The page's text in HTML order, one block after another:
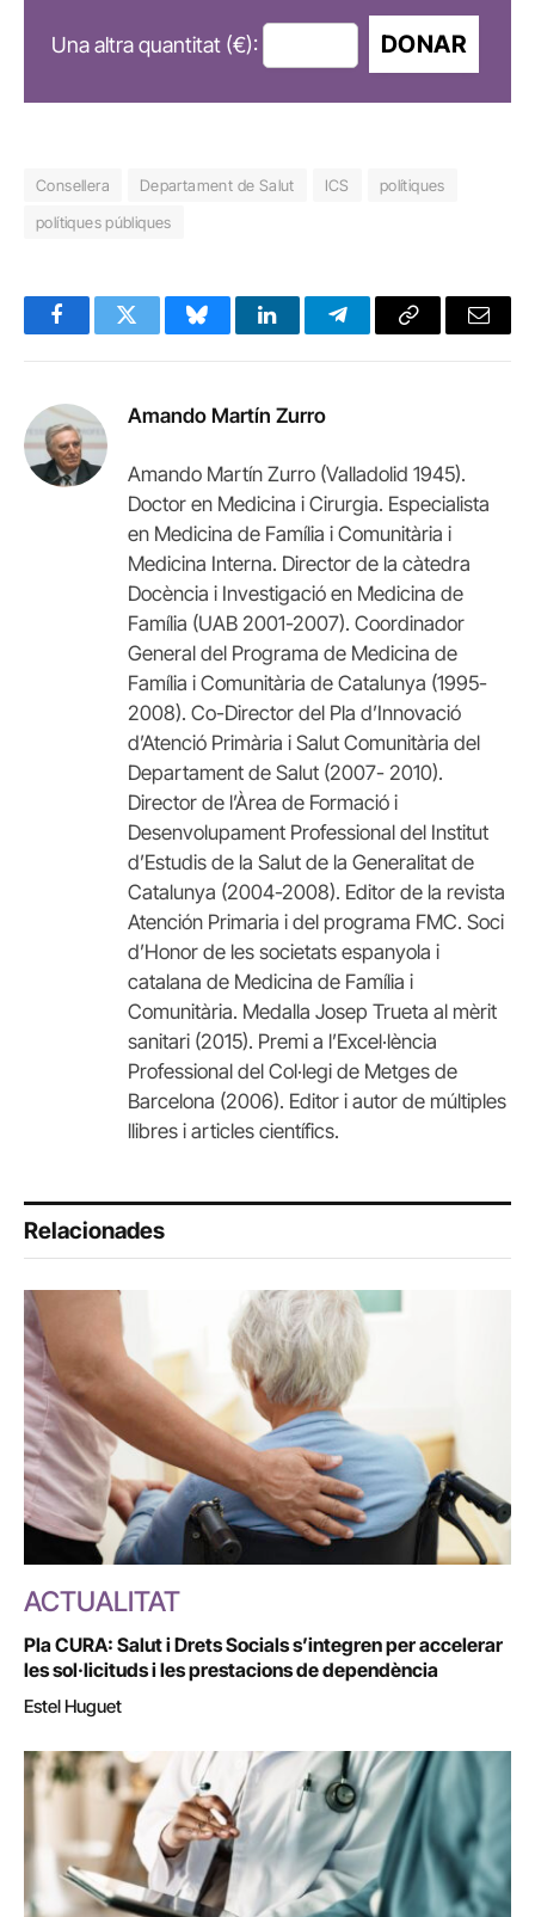
Una altra quantitat (€): DONAR
Consellera Departament de Salut ICS
polítiques
polítiques públiques
FacebookTwitter BlueskyLinkedInTelegramCopy
Email
Amando Martín Zurro
Amando Martín Zurro (Valladolid 1945).
Doctor en Medicina i Cirurgia. Especialista
en Medicina de Família i Comunitària i
Medicina Interna. Director de la càtedra
Docència i Investigació en Medicina de
Família (UAB 2001-2007). Coordinador
General del Programa de Medicina de
Família i Comunitària de Catalunya (1995-
2008). Co-Director del Pla d’Innovació
d’Atenció Primària i Salut Comunitària del
Departament de Salut (2007- 2010).
Director de l’Àrea de Formació i
Desenvolupament Professional del Institut
d’Estudis de la Salut de la Generalitat de
Catalunya (2004-2008). Editor de la revista
Atención Primaria i del programa FMC. Soci
d’Honor de les societats espanyola i
catalana de Medicina de Família i
Comunitària. Medalla Josep Trueta al mèrit
sanitari (2015). Premi a l’Excel·lència
Professional del Col·legi de Metges de
Barcelona (2006). Editor i autor de múltiples
llibres i articles científics.
Relacionades
ACTUALITAT
Pla CURA: Salut i Drets Socials s’integren per accelerar
les sol·licituds i les prestacions de dependència
Estel Huguet